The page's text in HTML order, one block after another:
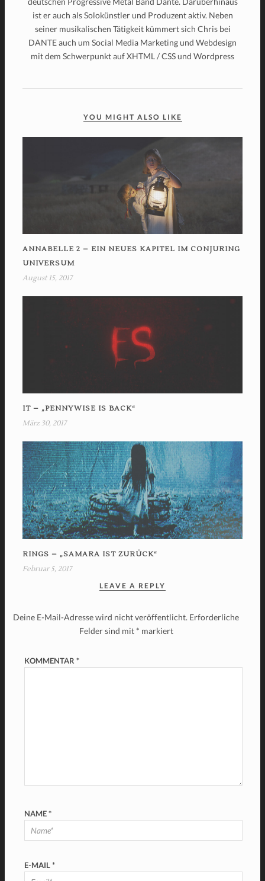
ist er auch als Solokünstler und Produzent aktiv. Neben
seiner musikalischen Tätigkeit kümmert sich Chris bei
DANTE auch um Social Media Marketing und Webdesign
mit dem Schwerpunkt auf XHTML / CSS und Wordpress
YOU MIGHT ALSO LIKE
ANNABELLE 2 – EIN NEUES KAPITEL IM CONJURING
UNIVERSUM
August 15, 2017
IT – „PENNYWISE IS BACK“
März 30, 2017
RINGS – „SAMARA IST ZURÜCK“
Februar 5, 2017
LEAVE A REPLY
Deine E-Mail-Adresse wird nicht veröffentlicht. Erforderliche
Felder sind mit * markiert
KOMMENTAR *
NAME*
E-MAIL*